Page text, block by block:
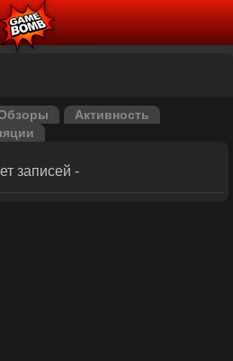
Активность
записей -